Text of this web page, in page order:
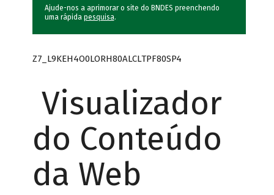
Ajude-nos a aprimorar o site do BNDES preenchendo
uma rápida pesquisa.
Z7_L9KEH4O0LORH80ALCLTPF80SP4
Visualizador
do Conteúdo
da Web